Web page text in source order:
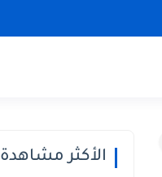
الأكثر مشاهدة